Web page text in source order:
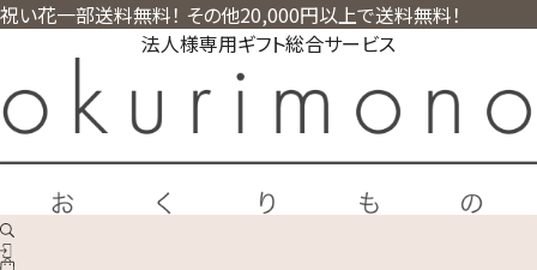
祝い花一部送料無料！ その他20,000円以上で送料無料！
法人様専用ギフト総合サービス